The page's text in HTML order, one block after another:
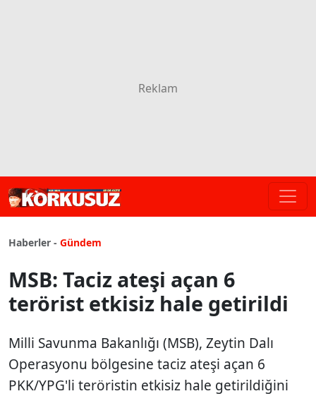
Haberler - Gündem
MSB: Taciz ateşi açan 6
terörist etkisiz hale getirildi
Milli Savunma Bakanlığı (MSB), Zeytin Dalı
Operasyonu bölgesine taciz ateşi açan 6
PKK/YPG'li teröristin etkisiz hale getirildiğini